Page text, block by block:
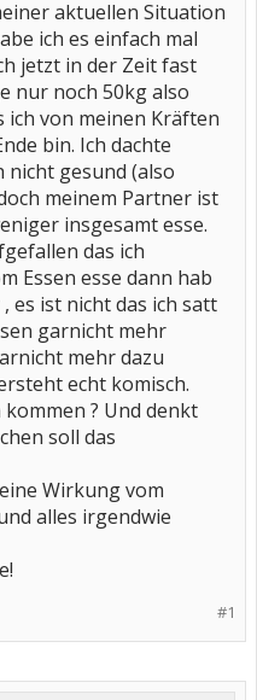
aktuellen Situation
ich es einfach mal
jetzt in der Zeit fast
nur noch 50kg also
ich von meinen Kräften
bin. Ich dachte
nicht gesund (also
meinem Partner ist
insgesamt esse.
das ich
Essen esse dann hab
es ist nicht das ich satt
garnicht mehr
mehr dazu
echt komisch.
? Und denkt
soll das
Wirkung vom
alles irgendwie
#1